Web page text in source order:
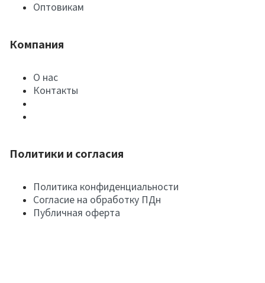
Оптовикам
Компания
О нас
Контакты
Политики и согласия
Политика конфиденциальности
Согласие на обработку ПДн
Публичная оферта